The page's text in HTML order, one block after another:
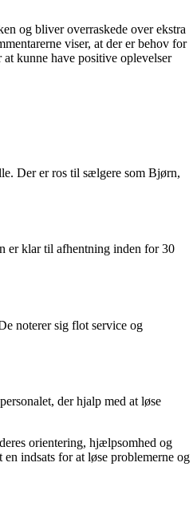
og bliver overraskede over ekstra
viser, at der er behov for
kunne have positive oplevelser
Der er ros til sælgere som Bjørn,
er klar til afhentning inden for 30
noterer sig flot service og
der hjalp med at løse
orientering, hjælpsomhed og
indsats for at løse problemerne og